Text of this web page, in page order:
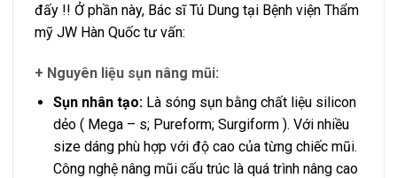
đấy !! Ở phần này, Bác sĩ Tú Dung tại Bệnh viện Thẩm
mỹ JW Hàn Quốc tư vấn:
+ Nguyên liệu sụn nâng mũi:
Sụn nhân tạo:Là sóng sụn bằng chất liệu silicon
dẻo ( Mega – s; Pureform; Surgiform ). Với nhiều
size dáng phù hợp với độ cao của từng chiếc mũi.
Công nghệ nâng mũi cấu trúc là quá trình nâng cao